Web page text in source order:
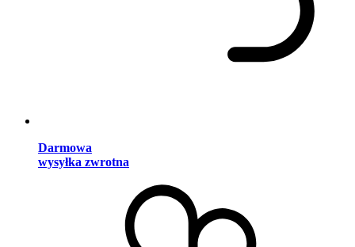
Darmowa
wysyłka zwrotna